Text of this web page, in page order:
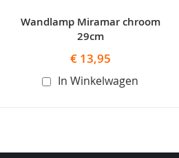
Wandlamp Miramar chroom
29cm
€ 13,95
In Winkelwagen